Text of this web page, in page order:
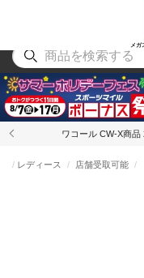
メガ
アウ
ワコール CW-X商
レディース 店舗受取可能